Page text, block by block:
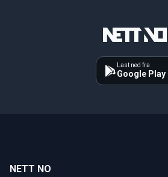
Last ned fra
Google Play
NETT NO